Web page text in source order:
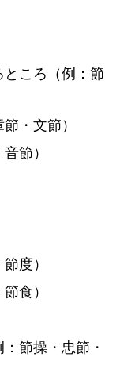
ころ（例：節
・文節）
節）
度）
食）
節操・忠節・